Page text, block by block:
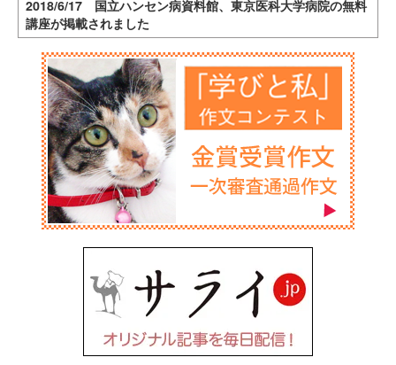
2018/6/17 国立ハンセン病資料館、東京医科大学病院の無料
講座が掲載されました